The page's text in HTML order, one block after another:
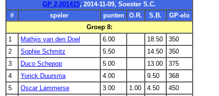
GP 2-201415, 2014-11-09, Soester S.C.
#
speler punten O.R. S.B.
GP-elo
Groep 8:
1
Mathijs van den Doel 6.00 18.50
350
2
Sophie Schmitz 5.50 14.50
350
3
Duco Schepop 5.00 13.00
375
4
Yorick Duursma 4.00 9.50
368
5
Oscar Lammerse 3.00 1.00 4.50
450